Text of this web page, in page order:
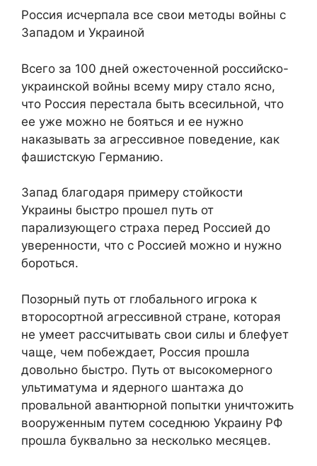
Россия исчерпала все свои методы войны с
Западом и Украиной
Всего за 100 дней ожесточенной российско-
украинской войны всему миру стало ясно,
что Россия перестала быть всесильной, что
ее уже можно не бояться и ее нужно
наказывать за агрессивное поведение, как
фашистскую Германию.
Запад благодаря примеру стойкости
Украины быстро прошел путь от
парализующего страха перед Россией до
уверенности, что с Россией можно и нужно
бороться.
Позорный путь от глобального игрока к
второсортной агрессивной стране, которая
не умеет рассчитывать свои силы и блефует
чаще, чем побеждает, Россия прошла
довольно быстро. Путь от высокомерного
ультиматума и ядерного шантажа до
провальной авантюрной попытки уничтожить
вооруженным путем соседнюю Украину РФ
прошла буквально за несколько месяцев.